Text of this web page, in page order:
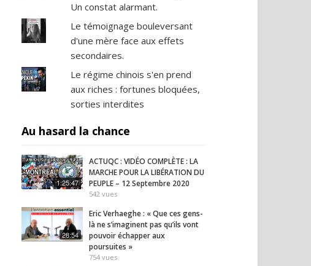
Un constat alarmant.
Le témoignage bouleversant
d'une mère face aux effets
secondaires.
Le régime chinois s'en prend
aux riches : fortunes bloquées,
sorties interdites
Au hasard la chance
1:25:47
ACTUQC : VIDÉO COMPLÈTE : LA
MARCHE POUR LA LIBÉRATION DU
PEUPLE – 12 Septembre 2020
542 vues
28:54
Eric Verhaeghe : « Que ces gens-
là ne s’imaginent pas qu’ils vont
pouvoir échapper aux
poursuites »
754 vues